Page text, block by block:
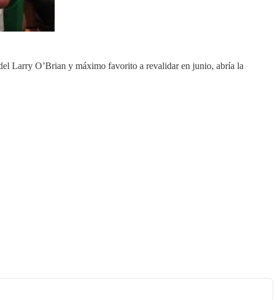
Larry O’Brian y máximo favorito a revalidar en junio, abría la